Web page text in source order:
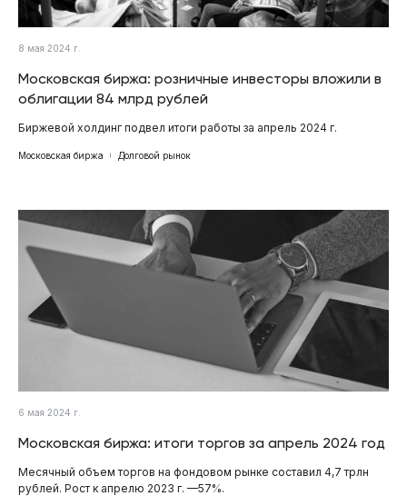
8 мая 2024 г.
Московская биржа: розничные инвесторы вложили в
облигации 84 млрд рублей
Биржевой холдинг подвел итоги работы за апрель 2024 г.
Московская биржа Долговой рынок
6 мая 2024 г.
Московская биржа: итоги торгов за апрель 2024 год
Месячный объем торгов на фондовом рынке составил 4,7 трлн
рублей. Рост к апрелю 2023 г. —57%.